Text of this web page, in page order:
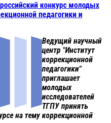
конкурс молодых
педагогики и
Ведущий научный
центр "Институт
коррекционной
педагогики"
приглашает
молодых
исследователей
ТГПУ принять
на тему коррекционной